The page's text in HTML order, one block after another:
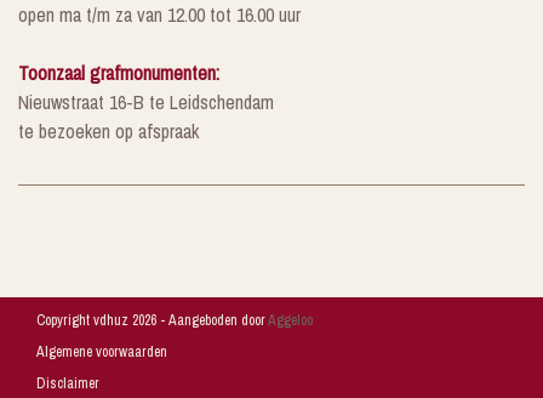
open ma t/m za van 12.00 tot 16.00 uur
Toonzaal grafmonumenten:
Nieuwstraat 16-B te Leidschendam
te bezoeken op afspraak
Copyright vdhuz 2026 - Aangeboden doorAggeloo
Algemene voorwaarden
Disclaimer